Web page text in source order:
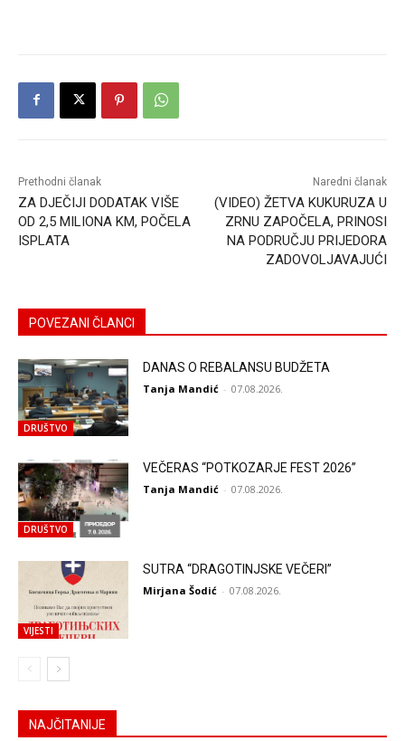
Prethodni članak
ZA DJEČIJI DODATAK VIŠE
OD 2,5 MILIONA KM, POČELA
ISPLATA
Naredni članak
(VIDEO) ŽETVA KUKURUZA U
ZRNU ZAPOČELA, PRINOSI
NA PODRUČJU PRIJEDORA
ZADOVOLJAVAJUĆI
POVEZANI ČLANCI
DRUŠTVO
DANAS O REBALANSU BUDŽETA
Tanja Mandić - 07.08.2026.
DRUŠTVO
VEČERAS “POTKOZARJE FEST 2026”
Tanja Mandić - 07.08.2026.
VIJESTI
SUTRA “DRAGOTINJSKE VEČERI”
Mirjana Šodić - 07.08.2026.
NAJČITANIJE